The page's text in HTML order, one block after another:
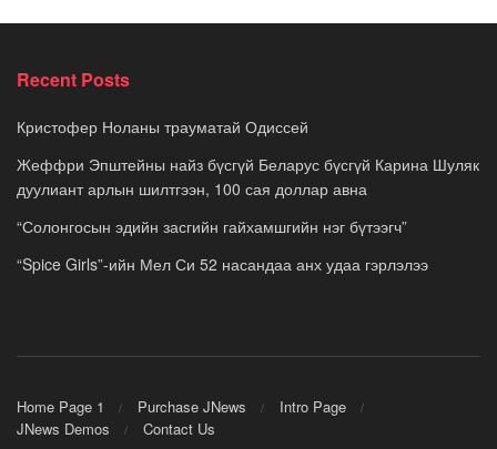
Recent Posts
Кристофер Ноланы трауматай Одиссей
Жеффри Эпштейны найз бүсгүй Беларус бүсгүй Карина Шуляк
дуулиант арлын шилтгээн, 100 сая доллар авна
“Солонгосын эдийн засгийн гайхамшгийн нэг бүтээгч”
“Spice Girls”-ийн Мел Си 52 насандаа анх удаа гэрлэлээ
Home Page 1 Purchase JNews
Intro Page
JNews Demos
Contact Us